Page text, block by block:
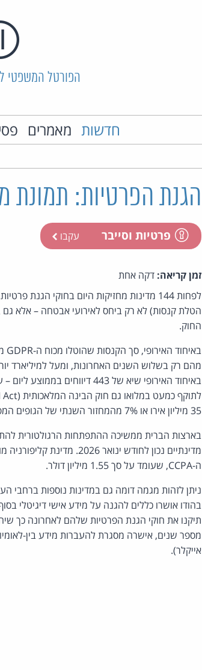
הפורטל המשפטי
חדשות מאמרים
הגנת הפרטיות: תמונת
פרטיות וסייבר עקבו
זמן קריאה: דקה אחת
לפחות 144 מדינות מחזיקות היום בחוקי
הטלת קנסות) לא רק ביחס לאירועי אבטחה – אלא גם
החוק.
35 מיליון אירו או 7% מהמחזור השנתי של הגופים המפוקחים.
מדינתיים נכון לחודש
ה-CCPA, שעומד על סך 1.55 מיליון דולר.
ניתן לזהות מגמה דומה גם במדינות נוספות ברחבי
תיקנו את חוקי הגנת הפרטיות שלהם לאחרונה כך
מספר שנים, אישרה מסגרת להעברות מידע בין-
אייקלר).